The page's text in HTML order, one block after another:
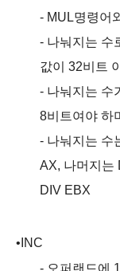
- MUL명령어
- 나눠지는 수
값이 32비트
- 나눠지는 수
8비트여야하
- 나눠지는 수
AX, 나머지는
DIV EBX
• INC
- 오퍼랜드에 1